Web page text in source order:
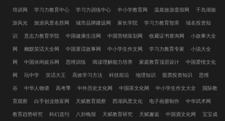
培训网 学习力教育中心 学习力训练中心 中小学教育网 温泉旅游度假网 千岛湖旅
游风光 旅游风景名胜网 城市品牌建设网 家长学院 学习力教育智库 域名投资知
识 意志力教育学院 中国健康生活网 中国营销策划网 收藏证书查询网 小故事大全
网 幽默笑话大全网 中国童话故事网 中小学生作文网 学习力教育专家 小说大全
网 中国休闲娱乐网 思维训练 阅读理解能力培养 家庭教育顶层设计 中国爱情文化
网 玩中学 笑话大王 高效学习方法 科技前沿 地理知识 股票投资知识 思维
谷 中华人物谱 高考季 中外历史文化网 中国茶文化网 中小学生作文大全 国际教
育观察 白手创业致富网 天赋教育观察 西湖风景文化 电子画册制作 中华武术网
教育趋势研究 科幻选刊 八卦晚报 天赋教育研究 天赋邂逅 中国酒文化网 宝宝成